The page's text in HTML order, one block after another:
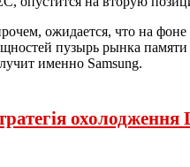
ожидается, что на фоне
пузырь рынка
именно Samsung.